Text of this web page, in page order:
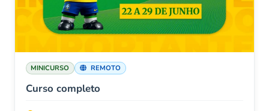
MINICURSO REMOTO
Curso completo